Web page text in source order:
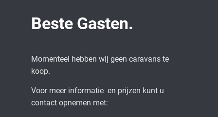
Beste Gasten.
Momenteel hebben wij geen caravans te
koop.
Voor meer informatie en prijzen kunt u
contact opnemen met: